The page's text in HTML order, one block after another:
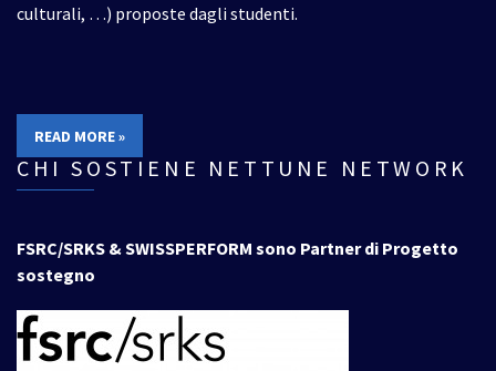
culturali, …) proposte dagli studenti.
READ MORE »
CHI SOSTIENE NETTUNE NETWORK
FSRC/SRKS & SWISSPERFORM sono Partner di Progetto
sostegno